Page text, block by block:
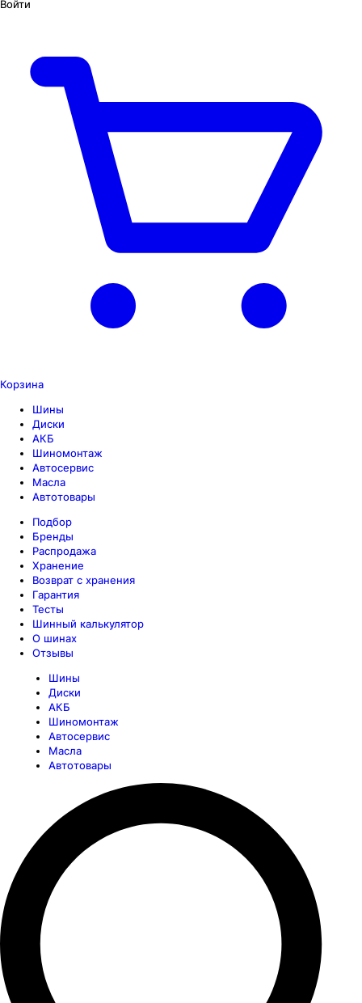
Войти
Корзина
Шины
Диски
АКБ
Шиномонтаж
Автосервис
Масла
Автотовары
Подбор
Бренды
Распродажа
Хранение
Возврат с хранения
Гарантия
Тесты
Шинный калькулятор
О шинах
Отзывы
Шины
Диски
АКБ
Шиномонтаж
Автосервис
Масла
Автотовары